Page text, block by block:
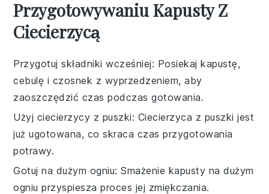
Przygotowywaniu Kapusty Z
Ciecierzycą
Przygotuj składniki wcześniej: Posiekajkapustę,
cebulę i czosnek z wyprzedzeniem, aby
zaoszczędzić czas podczas gotowania.
Użyj ciecierzycy z puszki: Ciecierzyca z puszki jest
już ugotowana, co skraca czas przygotowania
potrawy.
Gotuj na dużym ogniu: Smażenie kapusty na dużym
ogniu przyspiesza proces jej zmiękczania.